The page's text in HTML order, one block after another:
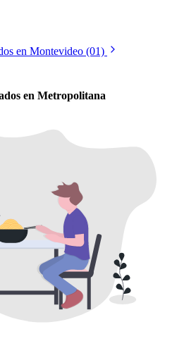
en Montevideo (01)
en Metropolitana